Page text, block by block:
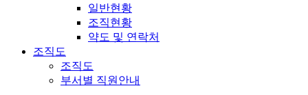
일반현황
조직현황
약도 및 연락처
조직도
조직도
부서별 직원안내